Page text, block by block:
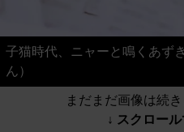
子猫時代、ニャーと鳴くあず
ん）
まだまだ画像は続
↓ スクロー